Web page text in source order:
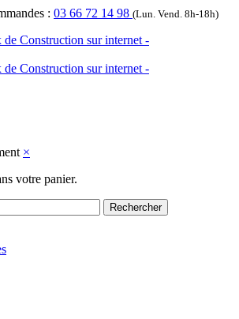
: 03 66 72 14 98 (Lun. Vend. 8h-18h)
×
votre panier.
Rechercher